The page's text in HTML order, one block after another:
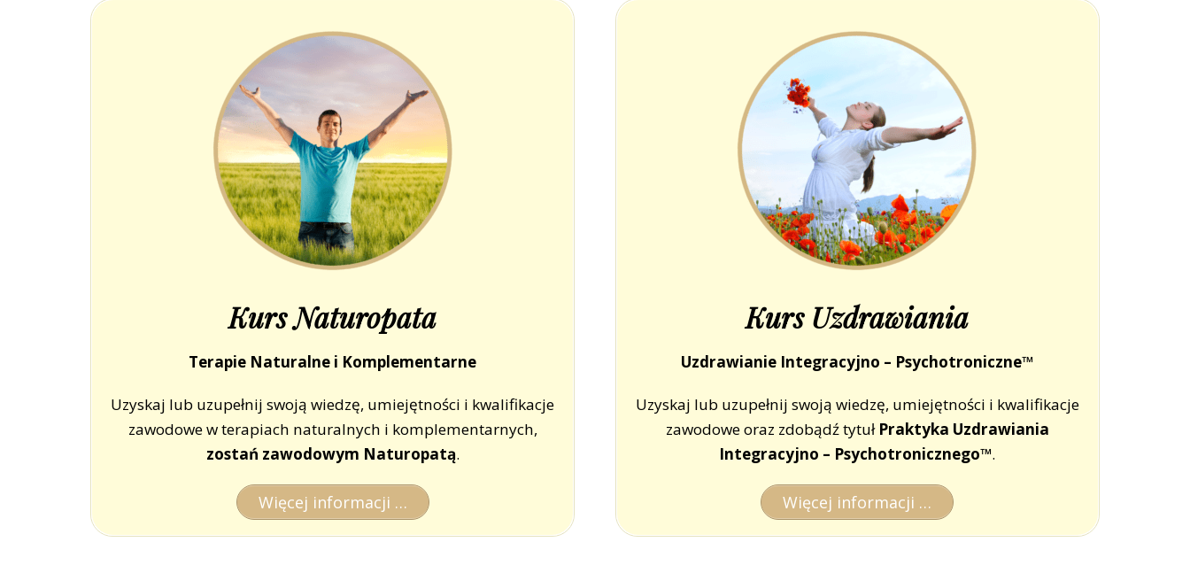
Kurs Naturopata
Terapie Naturalne i Komplementarne
Uzyskaj lub uzupełnij swoją wiedzę, umiejętności i kwalifikacje
zawodowe w terapiach naturalnych i komplementarnych,
zostań zawodowym Naturopatą.
Więcej informacji …
Kurs Uzdrawiania
Uzdrawianie Integracyjno – Psychotroniczne™
Uzyskaj lub uzupełnij swoją wiedzę, umiejętności i kwalifikacje
zawodowe oraz zdobądź tytułPraktyka Uzdrawiania
Integracyjno – Psychotronicznego™.
Więcej informacji …